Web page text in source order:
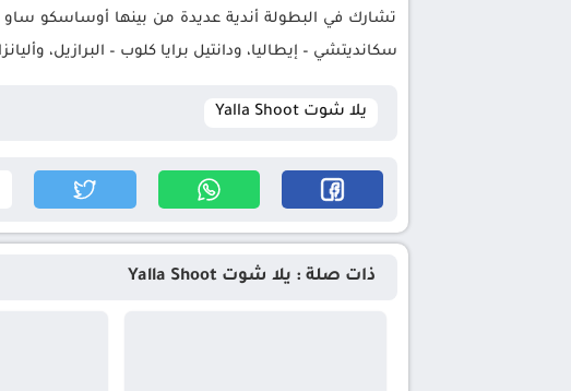
تشارك في البطولة أندية عديدة من بينها أوساسكو ساو
سكانديتشي – إيطاليا، ودانتيل برايا كلوب – البرازيل،
يلا شوت Yalla Shoot
ذات صلة : يلا شوت Yalla Shoot